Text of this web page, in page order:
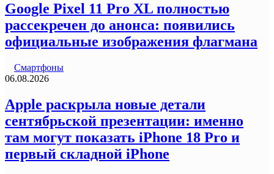
Google Pixel 11 Pro XL полностью
рассекречен до анонса: появились
официальные изображения флагмана
Смартфоны
06.08.2026
Apple раскрыла новые детали
сентябрьской презентации: именно
там могут показать iPhone 18 Pro и
первый складной iPhone